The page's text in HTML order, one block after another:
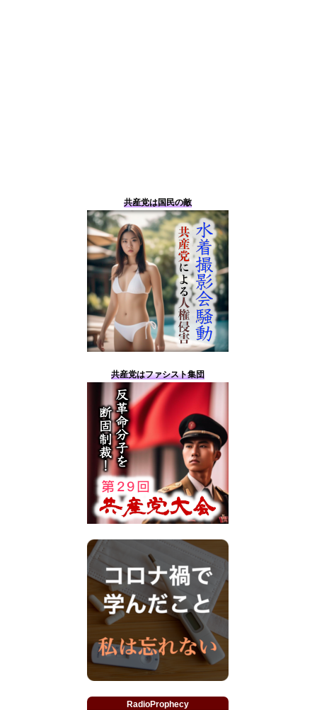
共産党は国民の敵
共産党はファシスト集団